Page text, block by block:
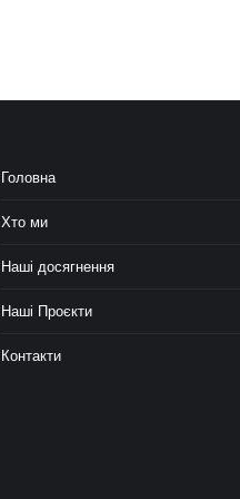
Головна
Хто ми
Наші досягнення
Наші Проєкти
Контакти